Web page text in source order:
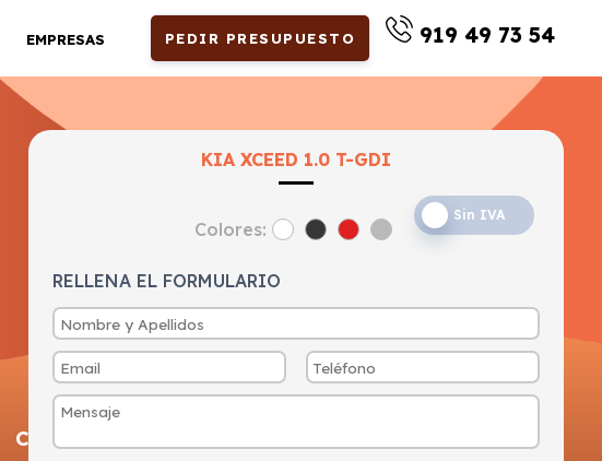
EMPRESAS PEDIR PRESUPUESTO 919 49 73 54
Consumo
KIA XCEED 1.0 T-GDI
Sin IVA
Colores:
RELLENA EL FORMULARIO